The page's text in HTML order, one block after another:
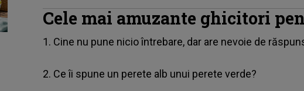
Cele mai amuzante ghicitori
1. Cine nu pune nicio întrebare, dar are nevoie de
2. Ce îi spune un perete alb unui perete verde?